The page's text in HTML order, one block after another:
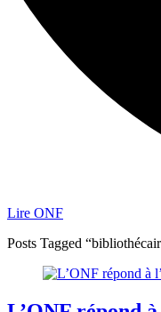
Lire ONF
Posts Tagged